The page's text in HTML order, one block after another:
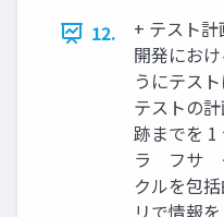
12.
+ テスト
開発にお
うにテス
テストの
跡までを 1
ラ゗フサ゗
クルを包